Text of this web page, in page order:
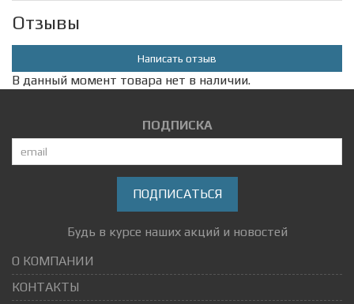
Отзывы
Написать отзыв
В данный момент товара нет в наличии.
ПОДПИСКА
ПОДПИСАТЬСЯ
Будь в курсе наших акций и новостей
О КОМПАНИИ
КОНТАКТЫ